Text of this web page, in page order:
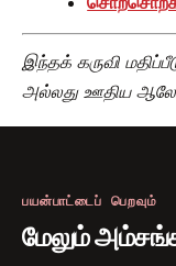
இந்தக் கருவி
அல்லது ஊதிய
பயன்பாட்டைப் பெறவும்
மேலும்